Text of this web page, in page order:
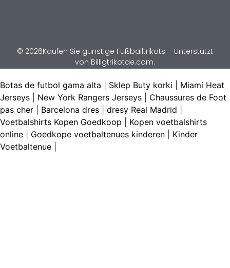
© 2026Kaufen Sie günstige Fußballtrikots – Unterstützt
von Billigtrikotde.com.
Botas de futbol gama alta Sklep Buty korki
Miami Heat
Jerseys
New York Rangers Jerseys
Chaussures de Foot
pas cher
Barcelona dres dresy Real Madrid
Voetbalshirts Kopen Goedkoop
Kopen voetbalshirts
online
Goedkope voetbaltenues kinderen
Kinder
Voetbaltenue